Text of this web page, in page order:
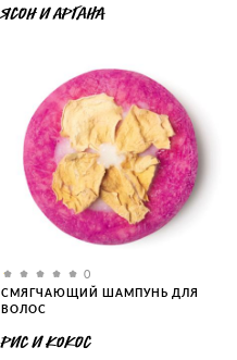
ЯСОН И АРГАНА
0
СМЯГЧАЮЩИЙ ШАМПУНЬ ДЛЯ
ВОЛОС
РИС И КОКОС